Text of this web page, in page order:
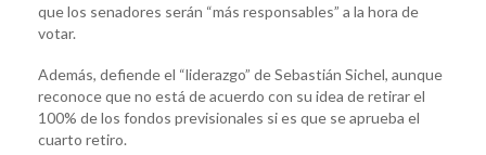
que los senadores serán “más responsables” a la hora de
votar.
Además, defiende el “liderazgo” de Sebastián Sichel, aunque
reconoce que no está de acuerdo con su idea de retirar el
100% de los fondos previsionales si es que se aprueba el
cuarto retiro.